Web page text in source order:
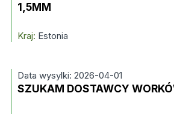
1,5MM
Kraj: Estonia
Data wysylki: 2026-04-01
SZUKAM DOSTAWCY